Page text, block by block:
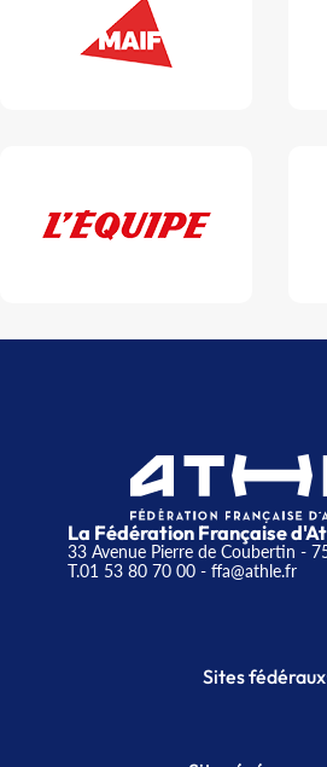
La Fédération Française
33 Avenue Pierre de Coubertin -
T.01 53 80 70 00- ffa@athle.fr
Sites fédéraux